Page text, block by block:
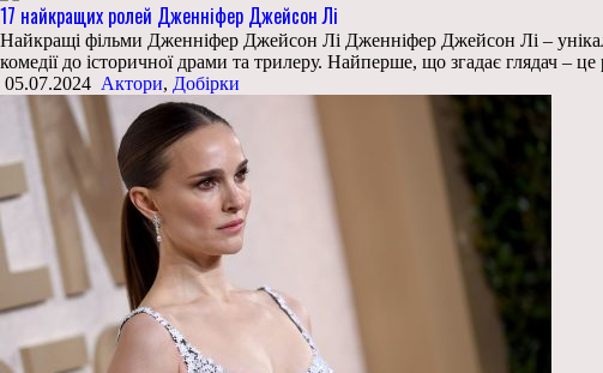
17 найкращих ролей Дженніфер Джейсон Лі
Найкращі фільми Дженніфер Джейсон Лі Дженніфер Джейсон Лі –
комедії до історичної драми та трилеру. Найперше, що згадає глядач – це
05.07.2024 Актори, Добірки